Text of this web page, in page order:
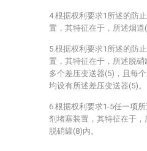
4.根据权利要求1所述的防
置，其特征在于，所述烟道
5.根据权利要求1所述的防
置，其特征在于，所述脱
多个差压变送器(5)，且每
均设有所述差压变送器(5)。
6.根据权利要求1-5任一项
剂堵塞装置，其特征在于
脱硝罐(8)内。